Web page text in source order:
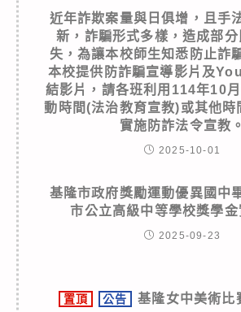
近年詐欺案量與日俱增，且手
新，詐騙形式多樣，造成部
失，為讓本校師生知悉防止詐
本校提供防詐騙宣導影片及
結影片，請各班利用114年10
動時間(法治教育宣教)或其他時
實施防詐法令宣教。
2025-10-01
基隆市政府獎勵運動優異國中
市公立高級中等學校獎學金
2025-09-23
置頂 公告 基隆女中美術比